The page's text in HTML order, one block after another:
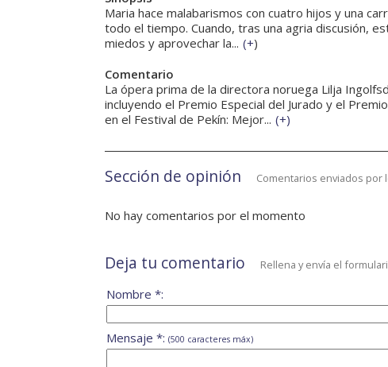
Maria hace malabarismos con cuatro hijos y una
todo el tiempo. Cuando, tras una agria discusión,
miedos y aprovechar la... (+)
Comentario
La ópera prima de la directora noruega Lilja
incluyendo el Premio Especial del Jurado y el
en el Festival de Pekín: Mejor... (+)
Sección de opinión Comentarios enviados por
No hay comentarios por el momento
Deja tu comentario Rellena y envía el
Nombre *:
Mensaje *: (500 caracteres máx)